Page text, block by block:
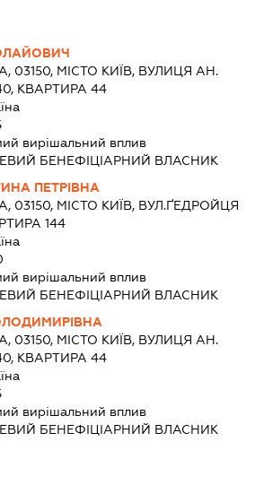
03150, МІСТО КИЇВ, ВУЛИЦЯ АН.
КВАРТИРА 44
вирішальний вплив
БЕНЕФІЦІАРНИЙ ВЛАСНИК
ПЕТРІВНА
03150, МІСТО КИЇВ, ВУЛ.ҐЕДРОЙЦЯ
144
вирішальний вплив
БЕНЕФІЦІАРНИЙ ВЛАСНИК
03150, МІСТО КИЇВ, ВУЛИЦЯ АН.
КВАРТИРА 44
вирішальний вплив
БЕНЕФІЦІАРНИЙ ВЛАСНИК